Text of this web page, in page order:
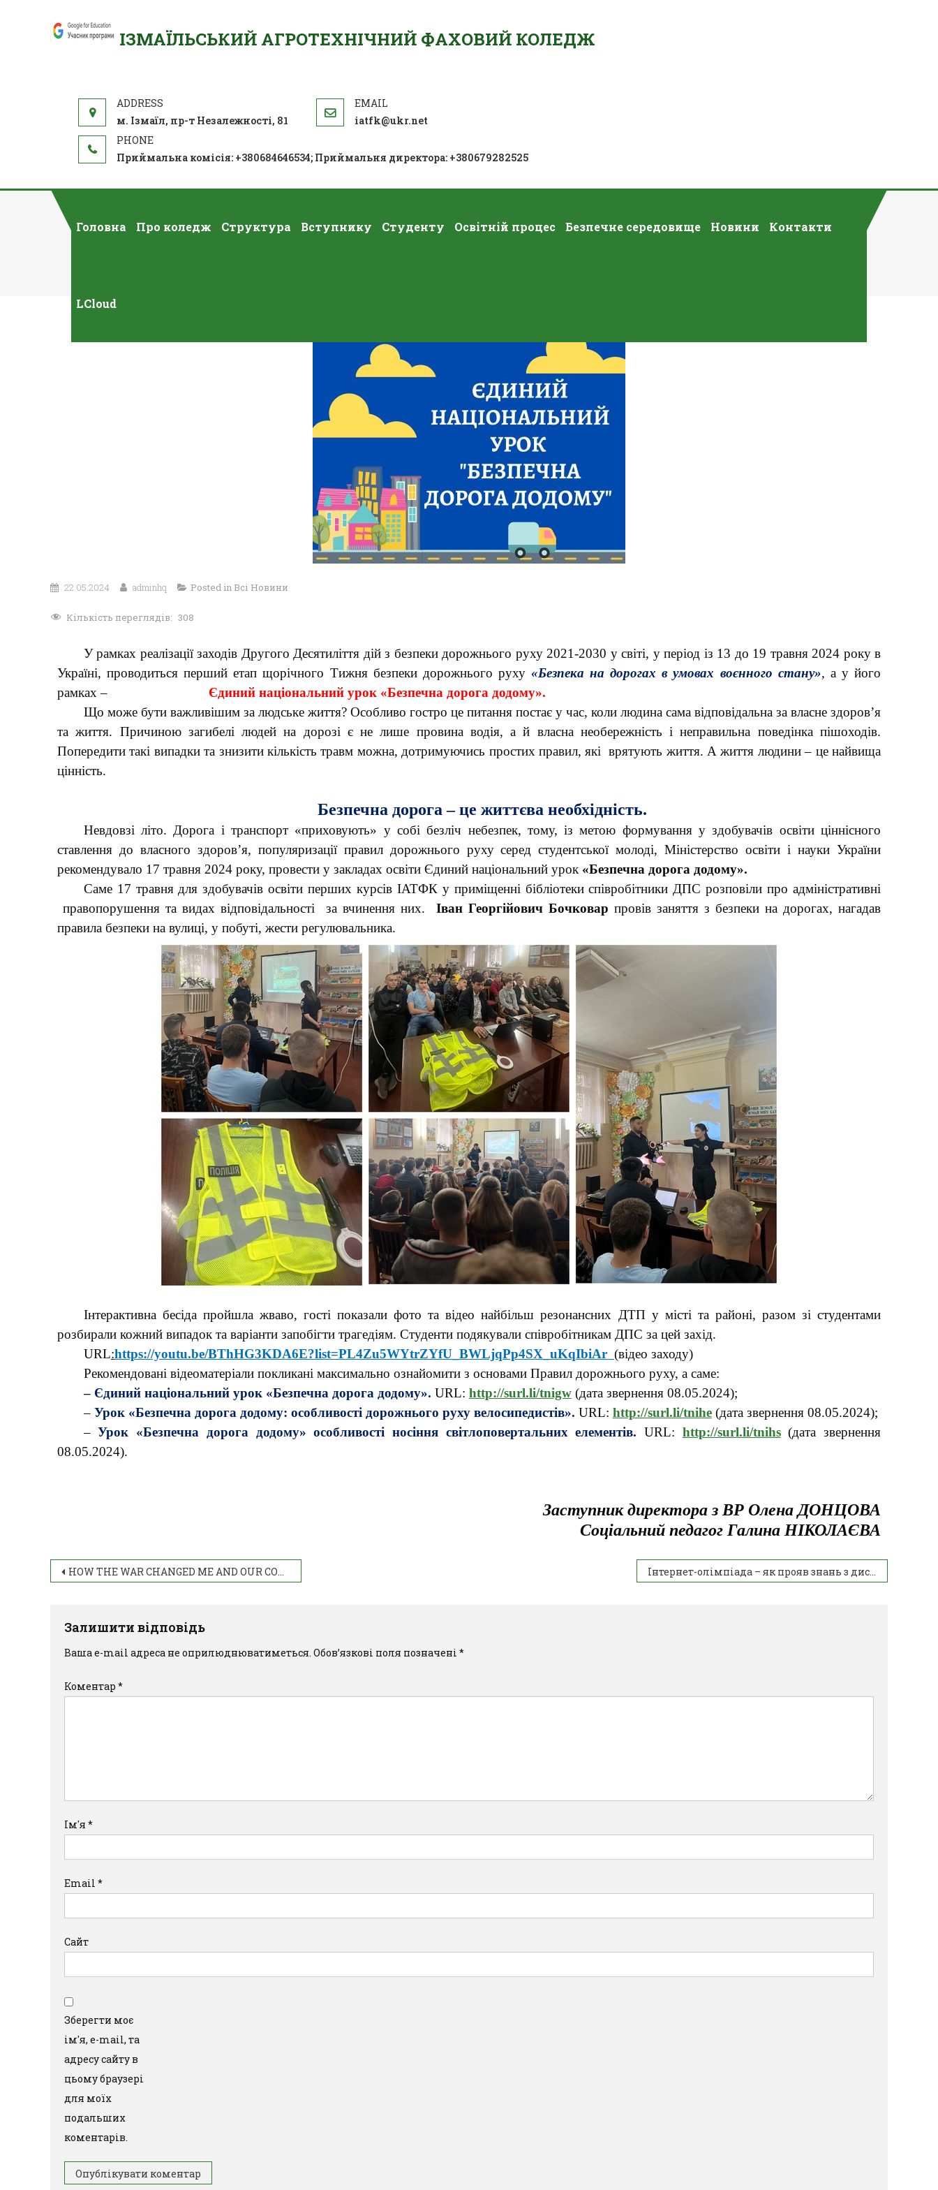
ІЗМАЇЛЬСЬКИЙ АГРОТЕХНІЧНИЙ ФАХОВИЙ КОЛЕДЖ
м. Ізмаїл, пр-т Незалежності, 81 iatfk@ukr.net
Приймальна комісія: +380684646534; Приймальня директора: +380679282525
Головна Про коледж Структура Вступнику Студенту Освітній процес Безпечне середовище Новини Контакти
LCloud
22.05.2024 adminhq Posted in Всі Новини
Кількість переглядів: 308
У рамках реалізації заходів Другого Десятиліття дій з безпеки дорожнього руху 2021-2030 у світі, у період із 13 до 19 травня 2024 року в
Україні, проводиться перший етап щорічного Тижня безпеки дорожнього руху «Безпека на дорогах в умовах воєнного стану», а у його
рамках – Єдиний національний урок «Безпечна дорога додому».
Що може бути важливішим за людське життя? Особливо гостро це питання постає у час, коли людина сама відповідальна за власне здоров’я
та життя. Причиною загибелі людей на дорозі є не лише провина водія, а й власна необережність і неправильна поведінка пішоходів.
Попередити такі випадки та знизити кількість травм можна, дотримуючись простих правил, які врятують життя. А життя людини – це найвища
цінність.
Безпечна дорога – це життєва необхідність.
Невдовзі літо. Дорога і транспорт «приховують» у собі безліч небезпек, тому, із метою формування у здобувачів освіти ціннісного
ставлення до власного здоров’я, популяризації правил дорожнього руху серед студентської молоді, Міністерство освіти і науки України
рекомендувало 17 травня 2024 року, провести у закладах освіти Єдиний національний урок «Безпечна дорога додому».
Саме 17 травня для здобувачів освіти перших курсів ІАТФК у приміщенні бібліотеки співробітники ДПС розповіли про адміністративні
правопорушення та видах відповідальності за вчинення них. Іван Георгійович Бочковар провів заняття з безпеки на дорогах, нагадав
правила безпеки на вулиці, у побуті, жести регулювальника.
Інтерактивна бесіда пройшла жваво, гості показали фото та відео найбільш резонансних ДТП у місті та районі, разом зі студентами
розбирали кожний випадок та варіанти запобігти трагедіям. Студенти подякували співробітникам ДПС за цей захід.
URL:https://youtu.be/BThHG3KDA6E?list=PL4Zu5WYtrZYfU_BWLjqPp4SX_uKqIbiAr (відео заходу)
Рекомендовані відеоматеріали покликані максимально ознайомити з основами Правил дорожнього руху, а саме:
– Єдиний національний урок «Безпечна дорога додому». URL: http://surl.li/tnigw(дата звернення 08.05.2024);
– Урок «Безпечна дорога додому: особливості дорожнього руху велосипедистів». URL: http://surl.li/tnihe(дата звернення 08.05.2024);
–Урок «Безпечна дорога додому» особливості носіння світлоповертальних елементів. URL: http://surl.li/tnihs(дата звернення
08.05.2024).
Заступник директора з ВР Олена ДОНЦОВА
Соціальний педагог Галина НІКОЛАЄВА
HOW THE WAR CHANGED ME AND OUR COUNTRY Інтернет-олімпіада – як прояв знань з дисципліни
Залишити відповідь
Ваша e-mail адреса не оприлюднюватиметься. Обов’язкові поля позначені *
Коментар *
Ім'я *
Email *
Сайт
Зберегти моє
ім'я, e-mail, та
адресу сайту в
цьому браузері
для моїх
подальших
коментарів.